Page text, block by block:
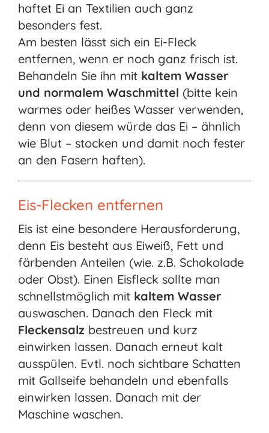
haftet Ei an Textilien auch ganz
besonders fest.
Am besten lässt sich ein Ei-Fleck
entfernen, wenn er noch ganz frisch ist.
Behandeln Sie ihn mit kaltem Wasser
und normalem Waschmittel (bitte kein
warmes oder heißes Wasser verwenden,
denn von diesem würde das Ei – ähnlich
wie Blut – stocken und damit noch fester
an den Fasern haften).
Eis-Flecken entfernen
Eis ist eine besondere Herausforderung,
denn Eis besteht aus Eiweiß, Fett und
färbenden Anteilen (wie. z.B. Schokolade
oder Obst). Einen Eisfleck sollte man
schnellstmöglich mit kaltem Wasser
auswaschen. Danach den Fleck mit
Fleckensalzbestreuen und kurz
einwirken lassen. Danach erneut kalt
ausspülen. Evtl. noch sichtbare Schatten
mit Gallseife behandeln und ebenfalls
einwirken lassen. Danach mit der
Maschine waschen.